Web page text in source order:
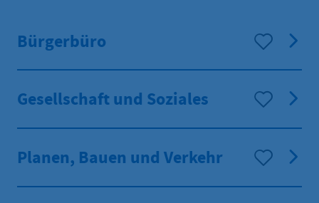
Bürgerbüro
Gesellschaft und Soziales
Planen, Bauen und Verkehr